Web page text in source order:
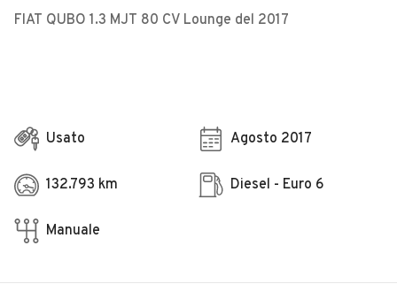
FIAT QUBO 1.3 MJT 80 CV Lounge del 2017
Usato Agosto 2017
132.793 km Diesel - Euro 6
Manuale